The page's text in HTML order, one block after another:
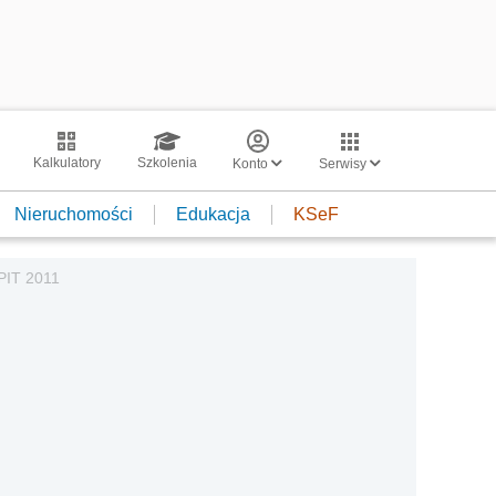
Kalkulatory Szkolenia Konto Serwisy
Nieruchomości Edukacja KSeF
2011